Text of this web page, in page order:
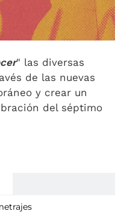
" las diversas
de las nuevas
y crear un
del séptimo